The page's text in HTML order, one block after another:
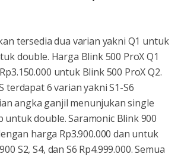
tersedia dua varian yakni Q1 untuk
double. Harga Blink 500 ProX Q1
untuk Blink 500 ProX Q2.
terdapat 6 varian yakni S1-S6
angka ganjil menunjukan single
untuk double. Saramonic Blink 900
harga Rp3.900.000 dan untuk
S2, S4, dan S6 Rp4.999.000. Semua